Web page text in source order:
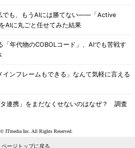
でも、もうAIには勝てない――「Active
AIに丸ごと任せてみた結果
「年代物のCOBOLコード」、AIでも苦戦す
インフレームもできる」なんて気軽に言える
タ連携」をまだなくせないのはなぜ？ 調査
ITmedia Inc. All Rights Reserved.
ページトップに戻る